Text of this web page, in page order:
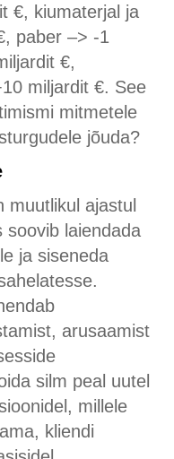
€, kiumaterjal ja
paber –> -1
€,
miljardit €. See
mitmetele
jõuda?
muutlikul ajastul
laiendada
ja siseneda
arusaamist
silm peal uutel
millele
kliendi